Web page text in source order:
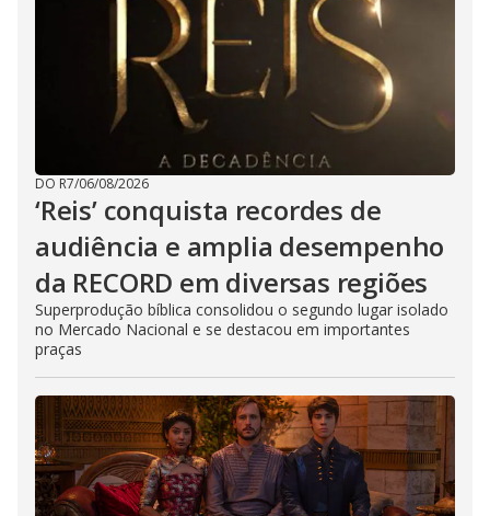
DO R7/06/08/2026
‘Reis’ conquista recordes de
audiência e amplia desempenho
da RECORD em diversas regiões
Superprodução bíblica consolidou o segundo lugar isolado
no Mercado Nacional e se destacou em importantes
praças